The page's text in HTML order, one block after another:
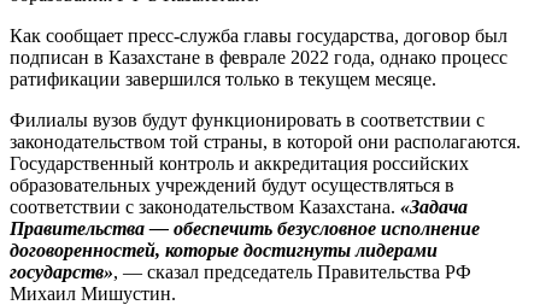
Как сообщает пресс-служба главы государства, договор был
подписан в Казахстане в феврале 2022 года, однако процесс
ратификации завершился только в текущем месяце.
Филиалы вузов будут функционировать в соответствии с
законодательством той страны, в которой они располагаются.
Государственный контроль и аккредитация российских
образовательных учреждений будут осуществляться в
соответствии с законодательством Казахстана. «Задача
Правительства ― обеспечить безусловное исполнение
договоренностей, которые достигнуты лидерами
государств», ― сказал председатель Правительства РФ
Михаил Мишустин.